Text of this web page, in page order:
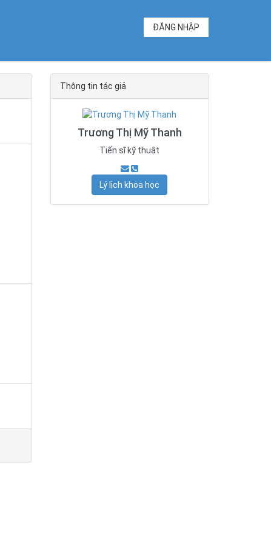
ĐĂNG NHẬP
Thông tin tác giả
Trương Thị Mỹ Thanh
Tiến sĩ kỹ thuật
Lý lịch khoa học